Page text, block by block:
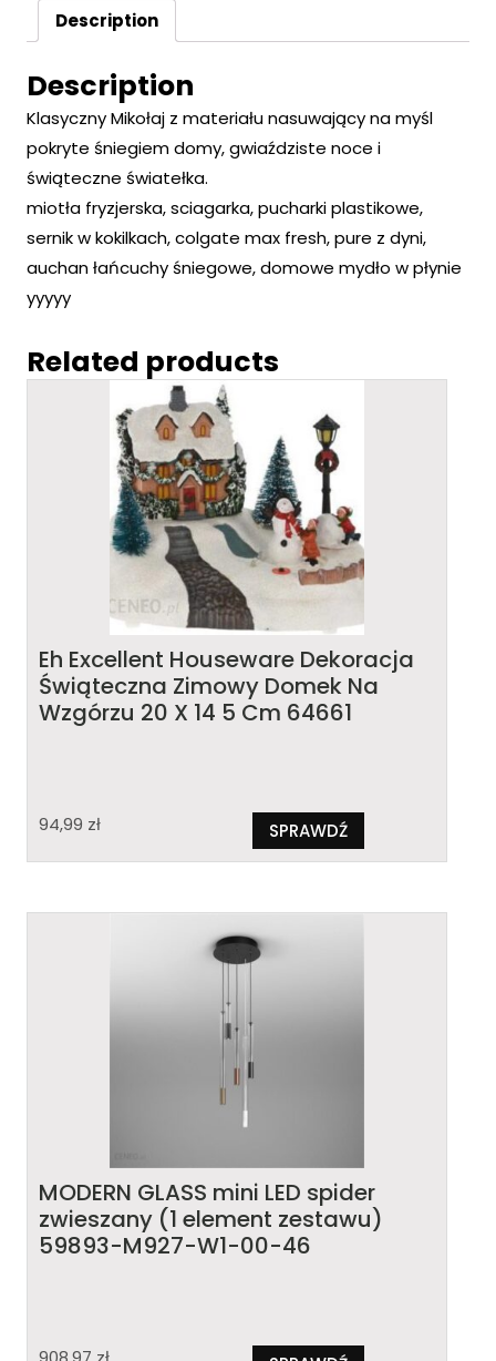
Description
Description
Klasyczny Mikołaj z materiału nasuwający na myśl
pokryte śniegiem domy, gwiaździste noce i
świąteczne światełka.
miotła fryzjerska, sciagarka, pucharki plastikowe,
sernik w kokilkach, colgate max fresh, pure z dyni,
auchan łańcuchy śniegowe, domowe mydło w płynie
yyyyy
Related products
Eh Excellent Houseware Dekoracja
Świąteczna Zimowy Domek Na
Wzgórzu 20 X 14 5 Cm 64661
94,99 zł SPRAWDŹ
MODERN GLASS mini LED spider
zwieszany (1 element zestawu)
59893-M927-W1-00-46